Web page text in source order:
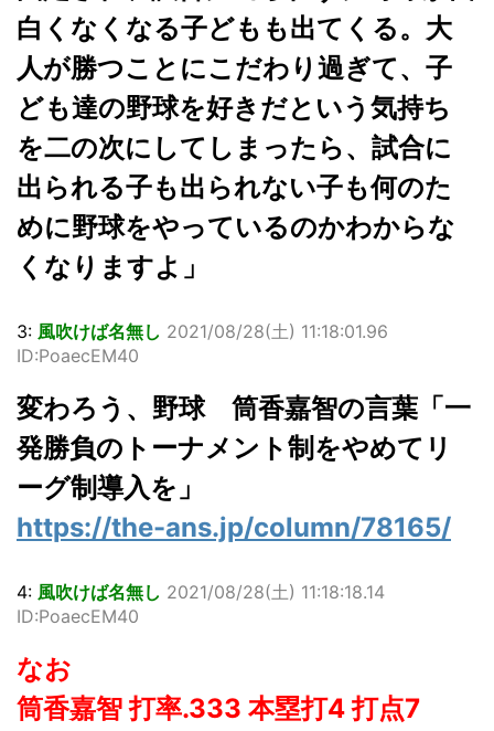
白くなくなる子どもも出てくる。大
人が勝つことにこだわり過ぎて、子
ども達の野球を好きだという気持ち
を二の次にしてしまったら、試合に
出られる子も出られない子も何のた
めに野球をやっているのかわからな
くなりますよ」
3: 風吹けば名無し 2021/08/28(土) 11:18:01.96
ID:PoaecEM40
変わろう、野球 筒香嘉智の言葉「一
発勝負のトーナメント制をやめてリ
ーグ制導入を」
https://the-ans.jp/column/78165/
4: 風吹けば名無し 2021/08/28(土) 11:18:18.14
ID:PoaecEM40
なお
筒香嘉智 打率.333 本塁打4 打点7